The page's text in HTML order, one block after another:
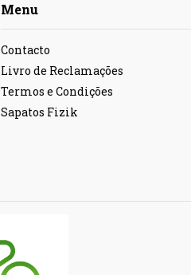
Menu
Contacto
Livro de Reclamações
Termos e Condições
Sapatos Fizik